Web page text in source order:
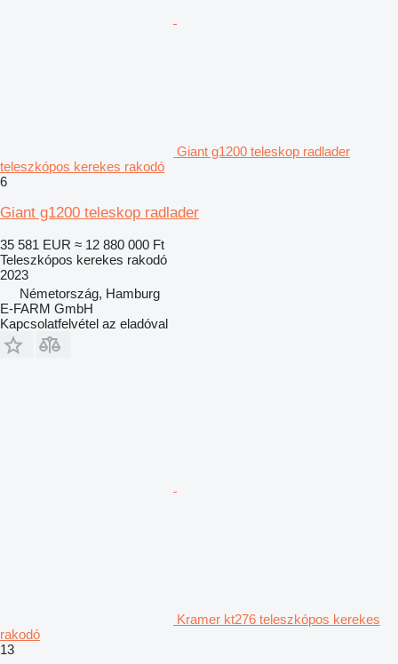
Giant g1200 teleskop radlader
teleszkópos kerekes rakodó
6
Giant g1200 teleskop radlader
35 581 EUR ≈ 12 880 000 Ft
Teleszkópos kerekes rakodó
2023
Németország, Hamburg
E-FARM GmbH
Kapcsolatfelvétel az eladóval
Kramer kt276 teleszkópos kerekes
rakodó
13